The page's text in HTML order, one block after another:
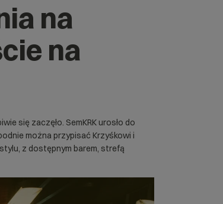
na
na
się zaczęło. SemKRK urosło do
można przypisać Krzyśkowi i
z dostępnym barem, strefą